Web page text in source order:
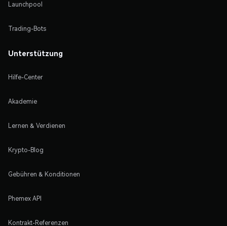
Launchpool
Trading-Bots
Unterstützung
Hilfe-Center
Akademie
Lernen & Verdienen
Krypto-Blog
Gebühren & Konditionen
Phemex API
Kontrakt-Referenzen